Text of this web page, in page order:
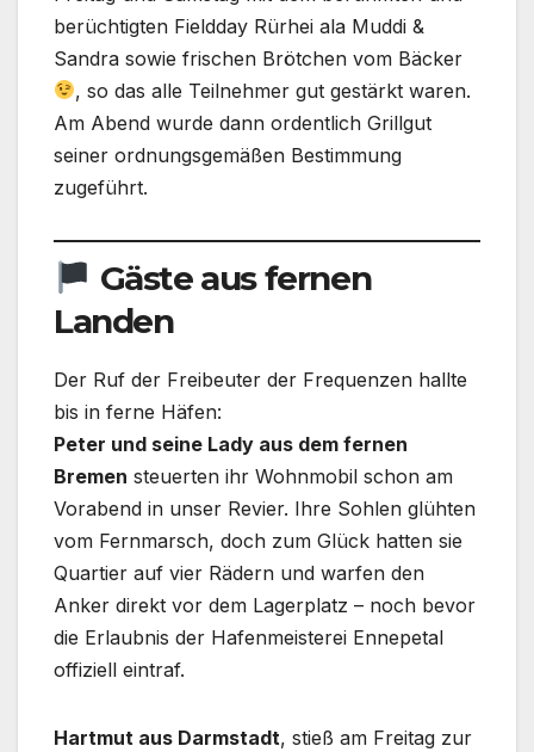
berüchtigten Fieldday Rürhei ala Muddi &
Sandra sowie frischen Brötchen vom Bäcker
, so das alle Teilnehmer gut gestärkt waren.
Am Abend wurde dann ordentlich Grillgut
seiner ordnungsgemäßen Bestimmung
zugeführt.
Gäste aus fernen
Landen
Der Ruf der Freibeuter der Frequenzen hallte
bis in ferne Häfen:
Peter und seine Lady aus dem fernen
Bremen steuerten ihr Wohnmobil schon am
Vorabend in unser Revier. Ihre Sohlen glühten
vom Fernmarsch, doch zum Glück hatten sie
Quartier auf vier Rädern und warfen den
Anker direkt vor dem Lagerplatz – noch bevor
die Erlaubnis der Hafenmeisterei Ennepetal
offiziell eintraf.
Hartmut aus Darmstadt, stieß am Freitag zur